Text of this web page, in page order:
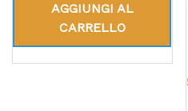
AGGIUNGI AL
CARRELLO